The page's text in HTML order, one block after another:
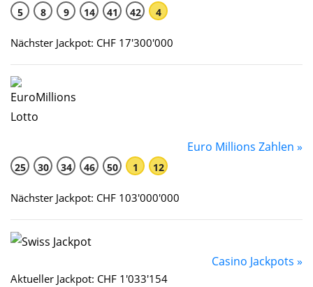
5 8 9 14 41 42 4
Nächster Jackpot: CHF 17'300'000
Euro Millions Zahlen »
25 30 34 46 50 1 12
Nächster Jackpot: CHF 103'000'000
Casino Jackpots »
Aktueller Jackpot: CHF 1'033'154